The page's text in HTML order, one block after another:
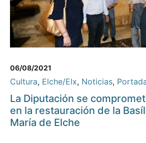
06/08/2021
Cultura, Elche/Elx, Noticias,
La Diputación se
en la restauración de la
María de Elche